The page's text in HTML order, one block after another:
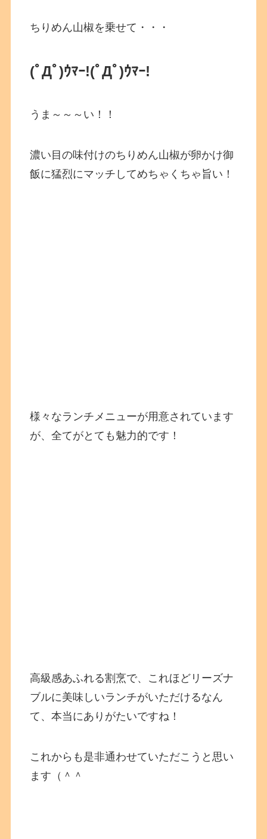
ちりめん山椒を乗せて・・・
(ﾟДﾟ)ｳﾏｰ!(ﾟДﾟ)ｳﾏｰ!
うま～～～い！！
濃い目の味付けのちりめん山椒が卵かけ御
飯に猛烈にマッチしてめちゃくちゃ旨い！
様々なランチメニューが用意されています
が、全てがとても魅力的です！
高級感あふれる割烹で、これほどリーズナ
ブルに美味しいランチがいただけるなん
て、本当にありがたいですね！
これからも是非通わせていただこうと思い
ます（＾＾